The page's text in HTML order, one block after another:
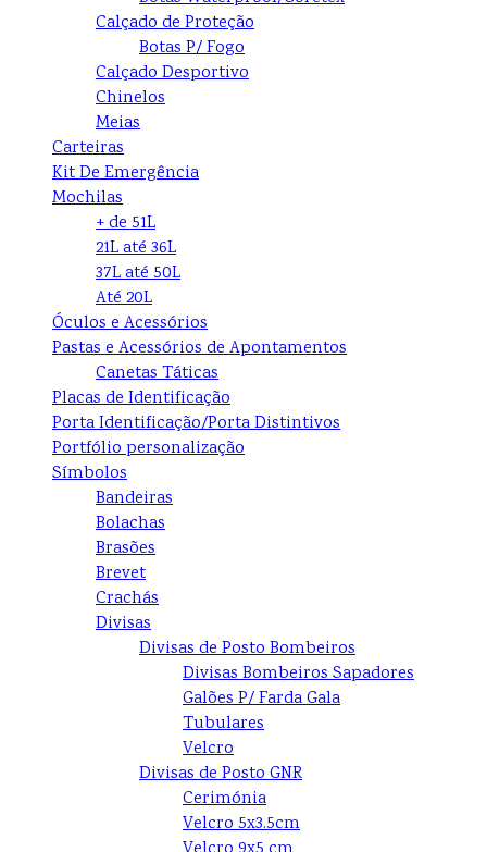
Calçado de Proteção
Botas P/ Fogo
Calçado Desportivo
Chinelos
Meias
Carteiras
Kit De Emergência
Mochilas
+ de 51L
21L até 36L
37L até 50L
Até 20L
Óculos e Acessórios
Pastas e Acessórios de Apontamentos
Canetas Táticas
Placas de Identificação
Porta Identificação/Porta Distintivos
Portfólio personalização
Símbolos
Bandeiras
Bolachas
Brasões
Brevet
Crachás
Divisas
Divisas de Posto Bombeiros
Divisas Bombeiros Sapadores
Galões P/ Farda Gala
Tubulares
Velcro
Divisas de Posto GNR
Cerimónia
Velcro 5x3.5cm